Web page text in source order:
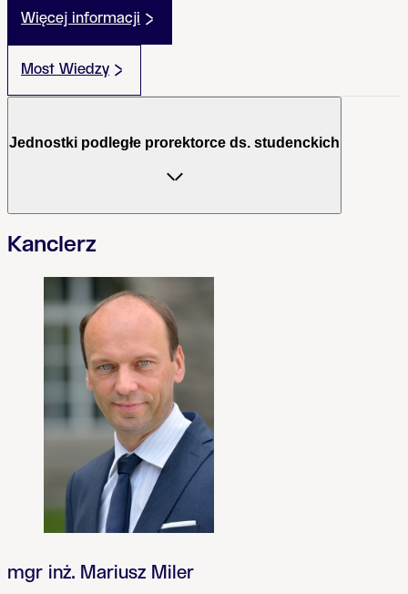
Więcej informacji
Most Wiedzy
Jednostki podległe prorektorce ds. studenckich
Kanclerz
mgr inż. Mariusz Miler